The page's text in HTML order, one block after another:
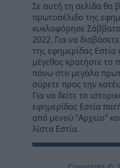
Σε αυτή τη σελίδα θα
πρωτοσέλιδο της
κυκλοφόρησε
2022. Για να
της εφημερίδας
μέγεθος κρατήστε το
πάνω στο μεγάλο
σύρετε προς την
Για να δείτε το
εφημερίδας Εστία
από μενού "Αρχείο"
λίστα Εστία.